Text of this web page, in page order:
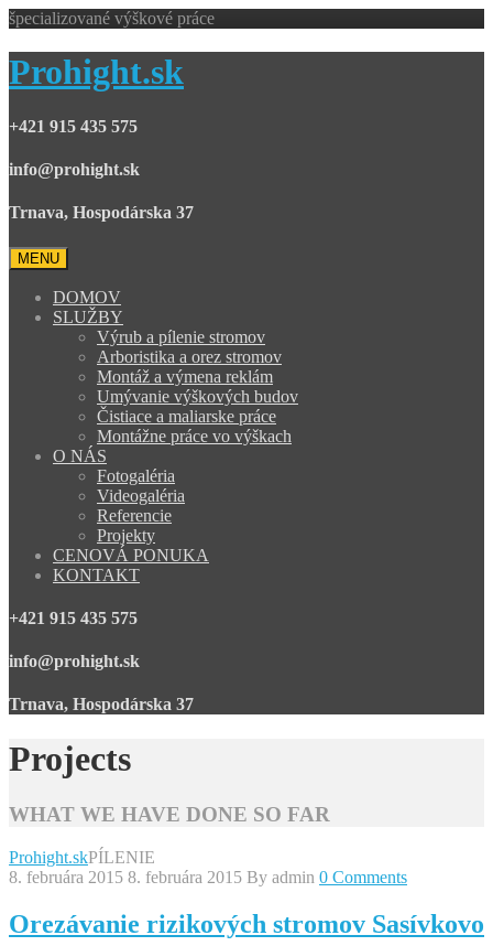
špecializované výškové práce
Prohight.sk
+421 915 435 575
info@prohight.sk
Trnava, Hospodárska 37
MENU
DOMOV
SLUŽBY
Výrub a pílenie stromov
Arboristika a orez stromov
Montáž a výmena reklám
Umývanie výškových budov
Čistiace a maliarske práce
Montážne práce vo výškach
O NÁS
Fotogaléria
Videogaléria
Referencie
Projekty
CENOVÁ PONUKA
KONTAKT
+421 915 435 575
info@prohight.sk
Trnava, Hospodárska 37
Projects
WHAT WE HAVE DONE SO FAR
Prohight.skPÍLENIE
8. februára 2015 8. februára 2015 By admin 0 Comments
Orezávanie rizikových stromov Sasívkovo